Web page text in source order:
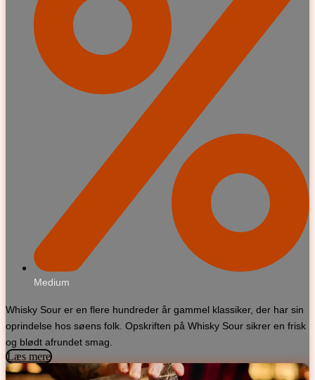
Medium
Whisky Sour er en flere hundreder år gammel klassiker, der har sin
oprindelse hos søens folk. Opskriften på Whisky Sour sikrer en frisk
og blødt afrundet smag.
Læs mere